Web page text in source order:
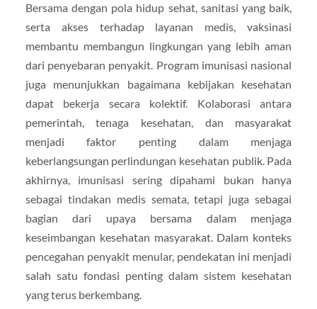
Bersama dengan pola hidup sehat, sanitasi yang baik,
serta akses terhadap layanan medis, vaksinasi
membantu membangun lingkungan yang lebih aman
dari penyebaran penyakit. Program imunisasi nasional
juga menunjukkan bagaimana kebijakan kesehatan
dapat bekerja secara kolektif. Kolaborasi antara
pemerintah, tenaga kesehatan, dan masyarakat
menjadi faktor penting dalam menjaga
keberlangsungan perlindungan kesehatan publik. Pada
akhirnya, imunisasi sering dipahami bukan hanya
sebagai tindakan medis semata, tetapi juga sebagai
bagian dari upaya bersama dalam menjaga
keseimbangan kesehatan masyarakat. Dalam konteks
pencegahan penyakit menular, pendekatan ini menjadi
salah satu fondasi penting dalam sistem kesehatan
yang terus berkembang.